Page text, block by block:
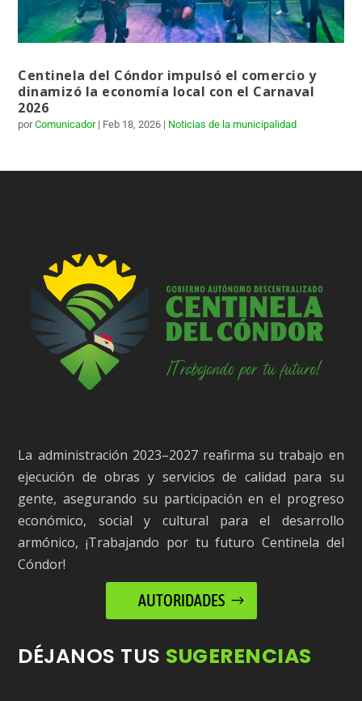
Centinela del Cóndor impulsó el comercio y
dinamizó la economía local con el Carnaval
2026
porComunicador| Feb 18, 2026 | Noticias de la municipalidad
La administración 2023–2027 reafirma su trabajo en
ejecución de obras y servicios de calidad para su
gente, asegurando su participación en el progreso
económico, social y cultural para el desarrollo
armónico, ¡Trabajando por tu futuro Centinela del
Cóndor!
AUTORIDADES
DÉJANOS TUS SUGERENCIAS